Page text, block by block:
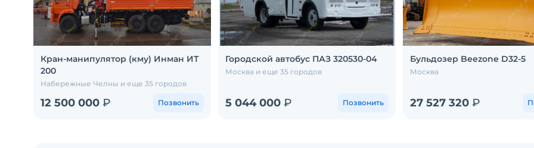
Кран-манипулятор (кму) Инман ИТ
200
Набережные Челны и еще 35 городов
12 500 000 ₽ Позвонить
Городской автобус ПАЗ 320530-04
Москва и еще 35 городов
5 044 000 ₽ Позвонить
Бульдозер Beezone D32-5
Москва
27 527 320 ₽